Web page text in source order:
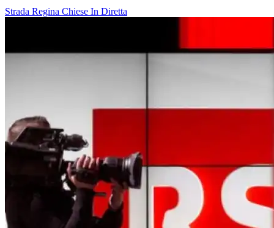
Strada Regina Chiese In Diretta